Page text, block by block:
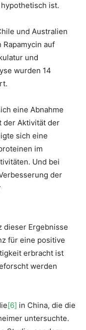
ist.
und Australien
auf
und
wurden 14
eine Abnahme
der Aktivität der
sich eine
im
Und bei
der
dieser Ergebnisse
für eine positive
erbracht ist
werden
[6] in China, die die
untersuchte.